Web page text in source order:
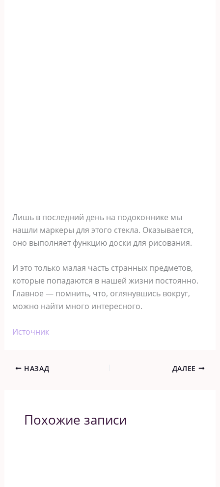
Лишь в последний день на подоконнике мы
нашли маркеры для этого стекла. Оказывается,
оно выполняет функцию доски для рисования.
И это только малая часть странных предметов,
которые попадаются в нашей жизни постоянно.
Главное — помнить, что, оглянувшись вокруг,
можно найти много интересного.
Источник
НАЗАД ДАЛЕЕ
Похожие записи